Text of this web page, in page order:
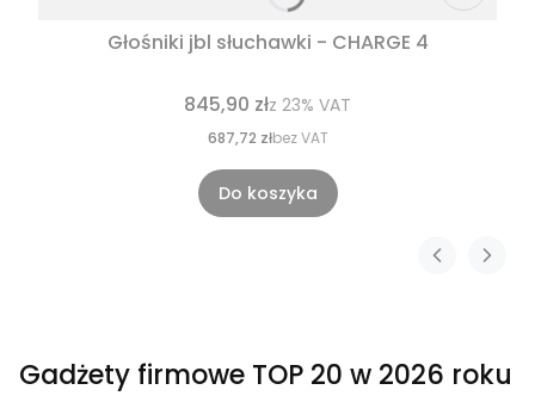
Głośniki jbl słuchawki - CHARGE 4
845,90 złz 23% VAT
687,72 złbez VAT
Do koszyka
Gadżety firmowe TOP 20 w 2026 roku